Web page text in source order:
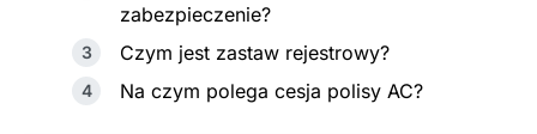
zabezpieczenie?
Czym jest zastaw rejestrowy?
Na czym polega cesja polisy AC?